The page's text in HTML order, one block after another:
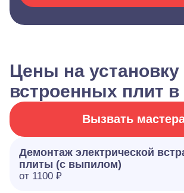
Цены на установку
встроенных плит
Вызвать
Демонтаж электрической
плиты (с выпилом)
от 1100 ₽